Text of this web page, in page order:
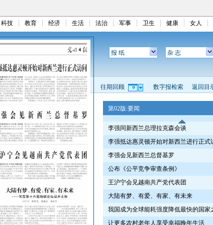
科技 教育 经济 生活 法治 军事 卫生 健康 女人
报 纸 杂 志
往期回顾 数字报检索 返回目
第02版:要闻
李强同新西兰总理拉克森会谈
李强抵达惠灵顿开始对新西兰进行正式
李强会见新西兰总督基罗
公布《公平竞争审查条例》
王沪宁会见越南共产党代表团
大陆有梦、有爱、有家、有未来
我国成为全球能耗强度降低最快的国家
让更多农村老年人享受幸福晚年生活